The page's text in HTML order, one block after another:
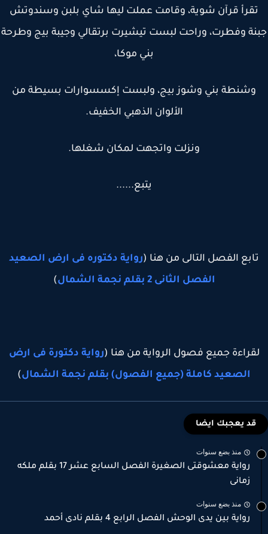
قرآن شوية، وقامت عملت ليها شاي بلبن وسندوتش
وفطرت، وراحت لبست تيشيرت برتقالي وجيبة بيج وطرحة
بني موكا،
وشنطة بني وشوز بيج، ولبست إكسسوارات بسيطة من
الألوان الذهبي الخفيف.
ونزلت واتجهت لمكان شغلها.
يتبع......
الفصل التالى من هنا (رواية دكتوره فى ارض الصعيد
الفصل الثانى 2 بقلم نجمة الشمال
)
جميع فصول الرواية من هنا (رواية دكتورة فى ارض
الصعيد كاملة (جميع الفصول) بقلم نجمة الشمال)
قد يعجبك ايضا
منذ بضع سنوات
رواية معشوقتى الصغيرة الفصل السابع عشر 17 بقلم ملكه
زمانى
منذ بضع سنوات
رواية بين يدى الوحش الفصل الرابع 4 بقلم نادى أحمد